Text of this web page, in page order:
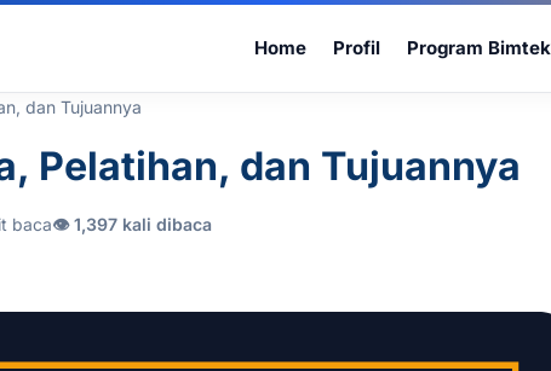
Home Profil Program Bimtek
dan Tujuannya
Pelatihan, dan Tujuannya
baca👁 1,397 kali dibaca